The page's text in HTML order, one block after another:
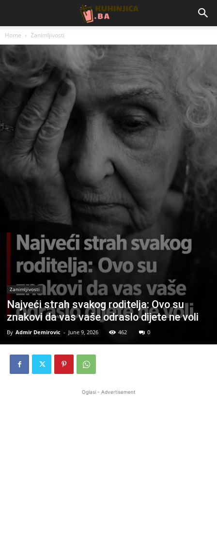
Home Zanimljivosti
Zanimljivosti
Najveći strah svakog roditelja: Ovo su
znakovi da vas vaše odraslo dijete ne voli
By Admir Demirovic - June 9, 2026 462 0
Oglasi - Advertisement